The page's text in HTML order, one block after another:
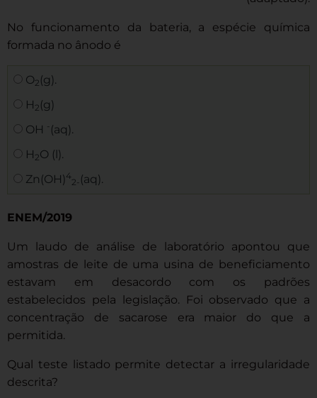
No funcionamento da bateria, a espécie química
formada no ânodo é
O2 (g).
H 2 (g)
OH - (aq).
H 2O (l).
Zn(OH)4
2- (aq).
ENEM/2019
Um laudo de análise de laboratório apontou que
amostras de leite de uma usina de beneficiamento
estavam em desacordo com os padrões
estabelecidos pela legislação. Foi observado que a
concentração de sacarose era maior do que a
permitida.
Qual teste listado permite detectar a irregularidade
descrita?